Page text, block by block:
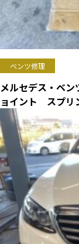
ベンツ修理
メルセデス・ベ
ョイント スプ